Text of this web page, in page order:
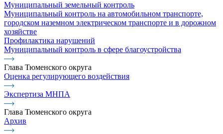
Муниципальный земельный контроль
Муниципальный контроль на автомобильном транспорте,
городском наземном электрическом транспорте и в дорожном
хозяйстве
Профилактика нарушений
Муниципальный контроль в сфере благоустройства
Глава Тюменского округа
Оценка регулирующего воздействия
Экспертиза МНПА
Глава Тюменского округа
Архив